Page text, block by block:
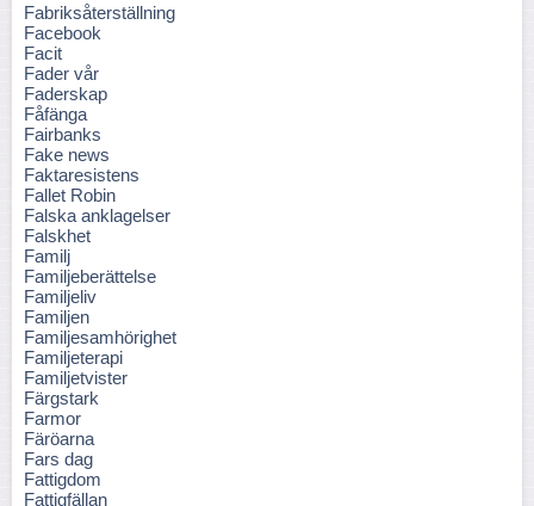
Fabriksåterställning
Facebook
Facit
Fader vår
Faderskap
Fåfänga
Fairbanks
Fake news
Faktaresistens
Fallet Robin
Falska anklagelser
Falskhet
Familj
Familjeberättelse
Familjeliv
Familjen
Familjesamhörighet
Familjeterapi
Familjetvister
Färgstark
Farmor
Färöarna
Fars dag
Fattigdom
Fattigfällan